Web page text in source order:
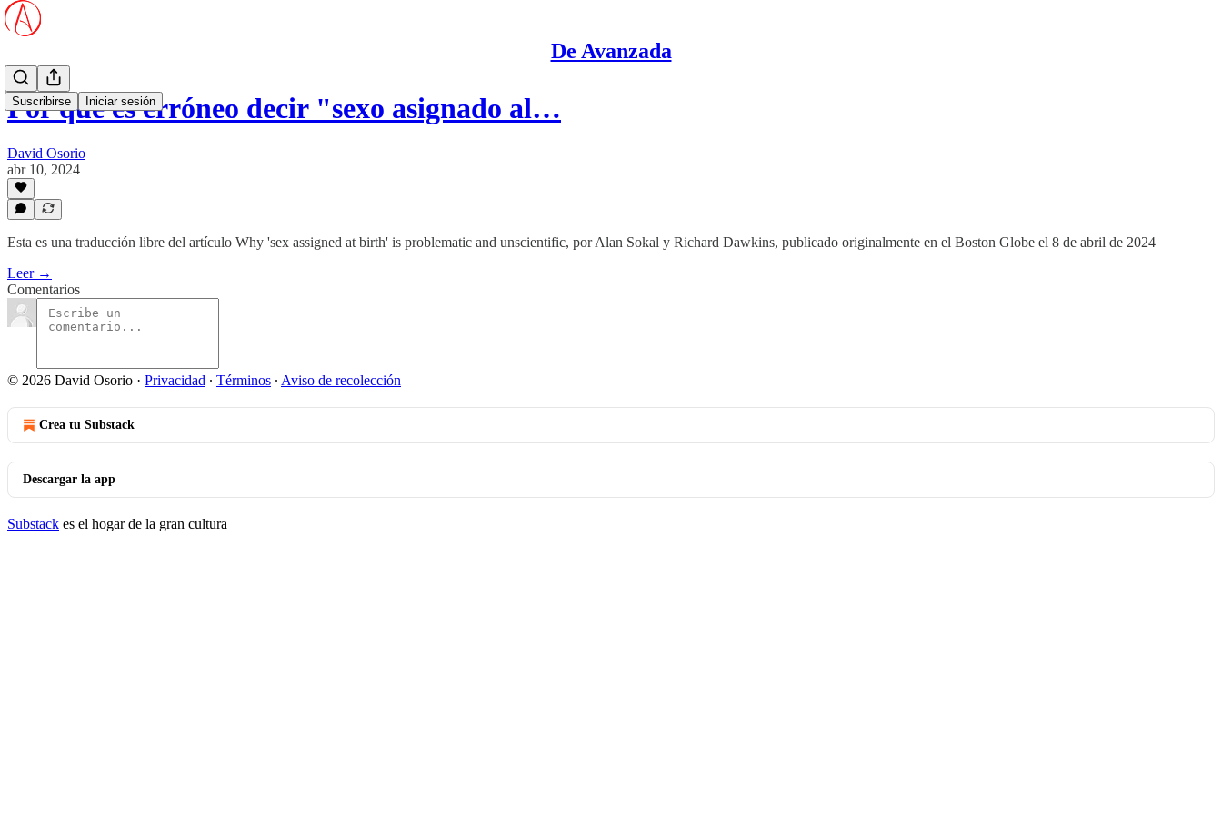
De Avanzada
Suscribirse Iniciar sesión
Por qué es erróneo decir "sexo asignado al…
David Osorio
abr 10, 2024
Esta es una traducción libre del artículo Why 'sex assigned at birth' is problematic and unscientific, por Alan Sokal y Richard Dawkins, publicado originalmente en el Boston Globe el 8 de abril de 2024
Leer →
Comentarios
© 2026 David Osorio · Privacidad ∙ Términos ∙ Aviso de recolección
Crea tu Substack
Descargar la app
Substack es el hogar de la gran cultura